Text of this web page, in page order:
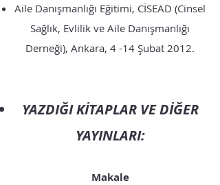
Aile Danışmanlığı Eğitimi, CİSEAD (Cinsel
Sağlık, Evlilik ve Aile Danışmanlığı
Derneği), Ankara, 4 -14 Şubat 2012.
YAZDIĞI KİTAPLAR VE DİĞER
YAYINLARI:
Makale